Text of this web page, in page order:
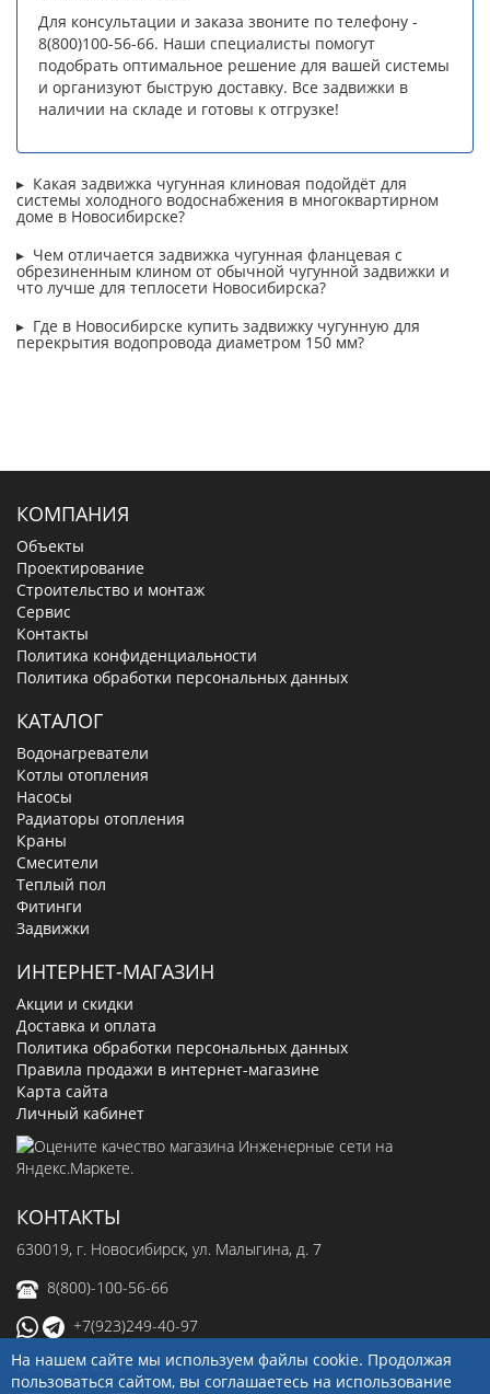
Для консультации и заказа звоните по телефону -
8(800)100-56-66. Наши специалисты помогут
подобрать оптимальное решение для вашей системы
и организуют быструю доставку. Все задвижки в
наличии на складе и готовы к отгрузке!
Какая задвижка чугунная клиновая подойдёт для
системы холодного водоснабжения в многоквартирном
доме в Новосибирске?
Чем отличается задвижка чугунная фланцевая с
обрезиненным клином от обычной чугунной задвижки и
что лучше для теплосети Новосибирска?
Где в Новосибирске купить задвижку чугунную для
перекрытия водопровода диаметром 150 мм?
КОМПАНИЯ
Объекты
Проектирование
Строительство и монтаж
Сервис
Контакты
Политика конфиденциальности
Политика обработки персональных данных
КАТАЛОГ
Водонагреватели
Котлы отопления
Насосы
Радиаторы отопления
Краны
Смесители
Теплый пол
Фитинги
Задвижки
ИНТЕРНЕТ-МАГАЗИН
Акции и скидки
Доставка и оплата
Политика обработки персональных данных
Правила продажи в интернет-магазине
Карта сайта
Личный кабинет
КОНТАКТЫ
630019, г. Новосибирск, ул. Малыгина, д. 7
8(800)-100-56-66
+7(923)249-40-97
sale@ingenerseti.ru
На нашем сайте мы используем файлы cookie. Продолжая
пользоваться сайтом, вы соглашаетесь на использование